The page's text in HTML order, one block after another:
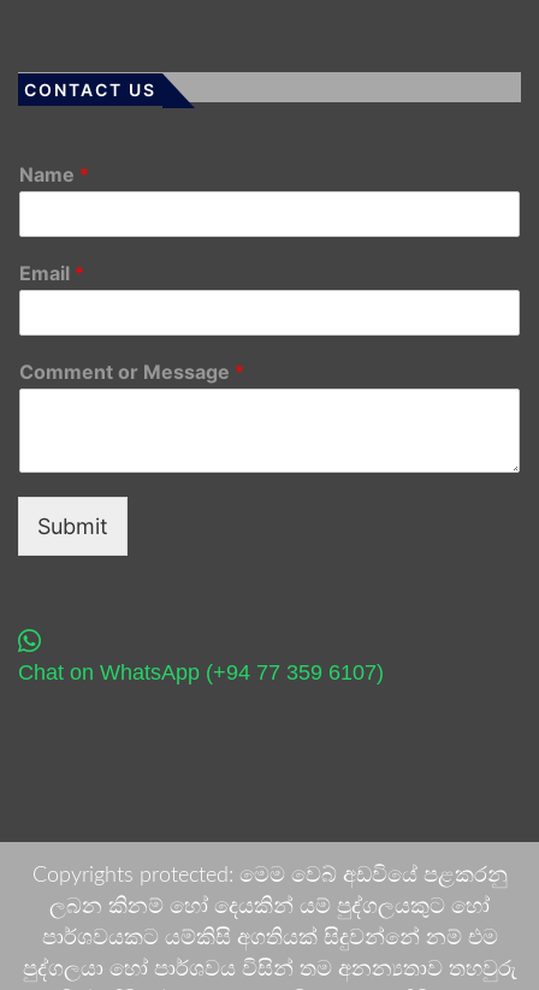
CONTACT US
Name *
Email *
Comment or Message *
Submit
Chat on WhatsApp (+94 77 359 6107)
Copyrights protected: මෙම වෙබ් අඩවියේ පළකරනු
ලබන කිනම් හෝ දෙයකින් යම් පුද්ගලයකුට හෝ
පාර්ශවයකට යම්කිසි අගතියක් සිදුවන්නේ නම් එම
පුද්ගලයා හෝ පාර්ශවය විසින් තම අනන්‍යතාව තහවුරු